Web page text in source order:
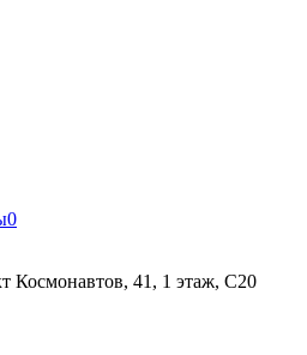
0
Космонавтов, 41, 1 этаж, С20